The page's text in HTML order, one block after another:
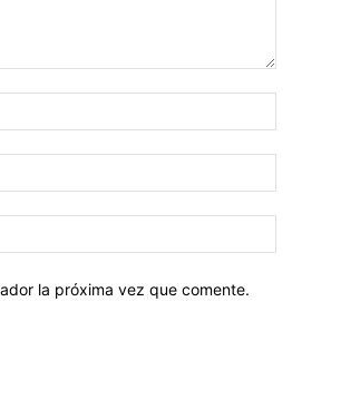
electrónico:*
web:
la próxima vez que comente.